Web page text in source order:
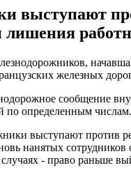
выступают
лишения
железных
сообщение
определенным
выступают против
нанятых
- право раньше